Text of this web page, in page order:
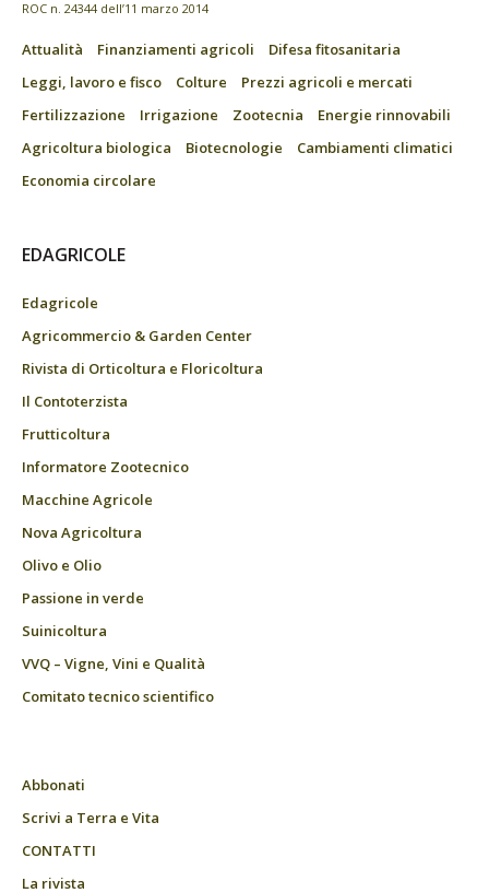
ROC n. 24344 dell’11 marzo 2014
Attualità Finanziamenti agricoli
Difesa fitosanitaria
Leggi, lavoro e fisco
Colture
Prezzi agricoli e mercati
Fertilizzazione
Irrigazione Zootecnia
Energie rinnovabili
Agricoltura biologica
Biotecnologie
Cambiamenti climatici
Economia circolare
EDAGRICOLE
Edagricole
Agricommercio & Garden Center
Rivista di Orticoltura e Floricoltura
Il Contoterzista
Frutticoltura
Informatore Zootecnico
Macchine Agricole
Nova Agricoltura
Olivo e Olio
Passione in verde
Suinicoltura
VVQ – Vigne, Vini e Qualità
Comitato tecnico scientifico
Abbonati
Scrivi a Terra e Vita
CONTATTI
La rivista